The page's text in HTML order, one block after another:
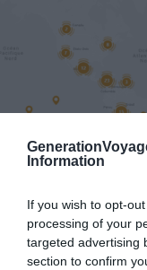
Information
If you wish to opt-
processing of your
targeted advertising
section to confirm
Les voyageurs
Generation